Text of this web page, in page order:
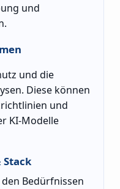
und
und die
Diese können
und
KI-Modelle
Stack
Bedürfnissen